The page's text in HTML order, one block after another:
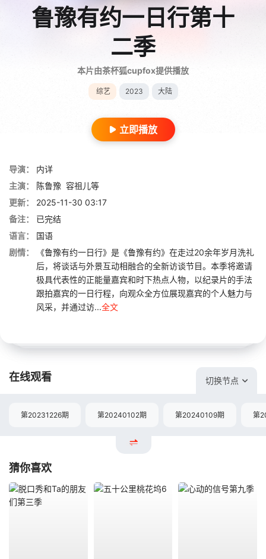
鲁豫有约一日行第十
二季
本片由茶杯狐cupfox提供播放
综艺 2023 大陆
立即播放
导演：
内详
主演：
陈鲁豫 容祖儿等
更新：
2025-11-30 03:17
备注：
已完结
语言：
国语
剧情：
《鲁豫有约一日行》是《鲁豫有约》在走过20余年岁月洗礼
后，将谈话与外景互动相融合的全新访谈节目。本季将邀请
极具代表性的正能量嘉宾和时下热点人物，以纪录片的手法
跟拍嘉宾的一日行程，向观众全方位展现嘉宾的个人魅力与
风采，并通过访...全文
在线观看 切换节点
第20231226期 第20240102期 第20240109期 第
猜你喜欢